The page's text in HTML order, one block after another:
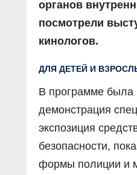
органов
посмотрели
кинологов.
ДЛЯ ДЕТЕЙ И
В программе была
демонстрация
экспозиция
безопасности,
формы полиции и